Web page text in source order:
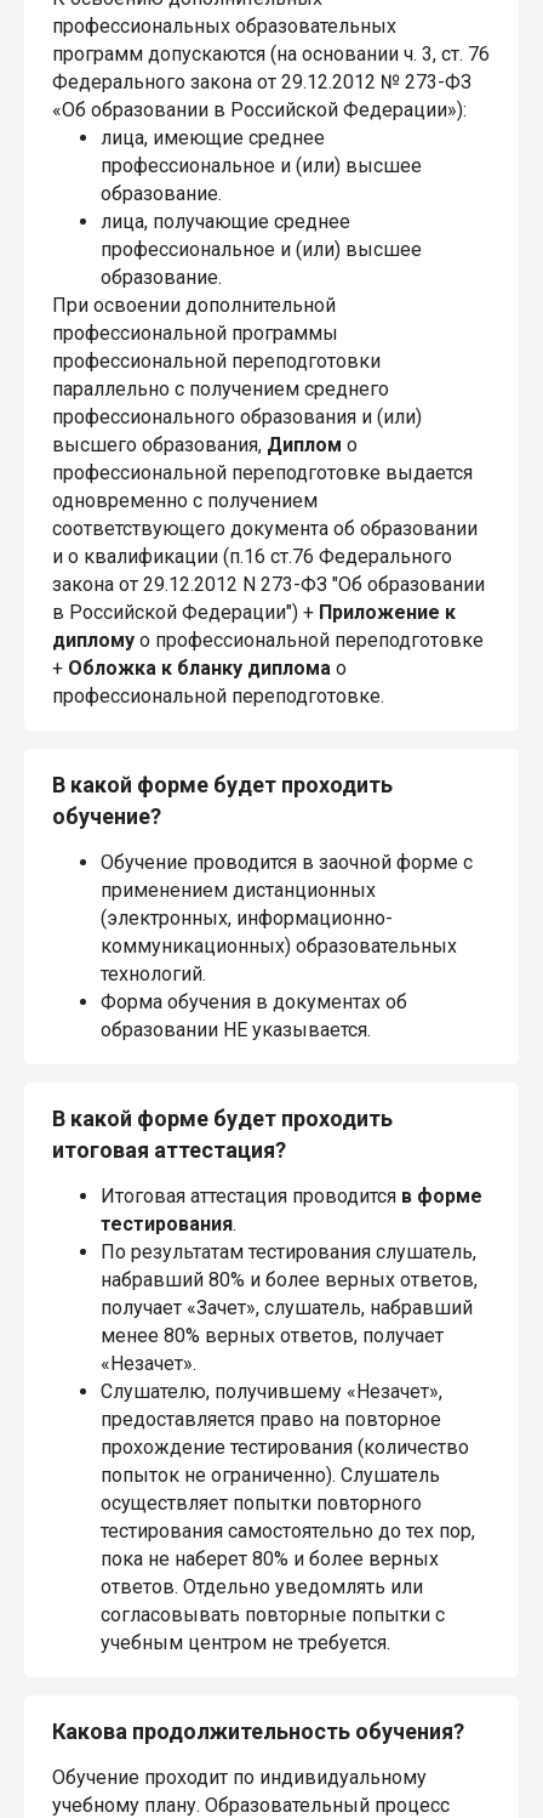
профессиональных образовательных
программ допускаются (на основании ч. 3, ст. 76
Федерального закона от 29.12.2012 № 273-ФЗ
«Об образовании в Российской Федерации»):
лица, имеющие среднее
профессиональное и (или) высшее
образование.
лица, получающие среднее
профессиональное и (или) высшее
образование.
При освоении дополнительной
профессиональной программы
профессиональной переподготовки
параллельно с получением среднего
профессионального образования и (или)
высшего образования, Диплом о
профессиональной переподготовке выдается
одновременно с получением
соответствующего документа об образовании
и о квалификации (п.16 ст.76 Федерального
закона от 29.12.2012 N 273-ФЗ "Об образовании
в Российской Федерации") + Приложение к
диплому о профессиональной переподготовке
+ Обложка к бланку диплома о
профессиональной переподготовке.
В какой форме будет проходить
обучение?
Обучение проводится в заочной форме с
применением дистанционных
(электронных, информационно-
коммуникационных) образовательных
технологий.
Форма обучения в документах об
образовании НЕ указывается.
В какой форме будет проходить
итоговая аттестация?
Итоговая аттестация проводится в форме
тестирования.
По результатам тестирования слушатель,
набравший 80% и более верных ответов,
получает «Зачет», слушатель, набравший
менее 80% верных ответов, получает
«Незачет».
Слушателю, получившему «Незачет»,
предоставляется право на повторное
прохождение тестирования (количество
попыток не ограниченно). Слушатель
осуществляет попытки повторного
тестирования самостоятельно до тех пор,
пока не наберет 80% и более верных
ответов. Отдельно уведомлять или
согласовывать повторные попытки с
учебным центром не требуется.
Какова продолжительность обучения?
Обучение проходит по индивидуальному
учебному плану. Образовательный процесс